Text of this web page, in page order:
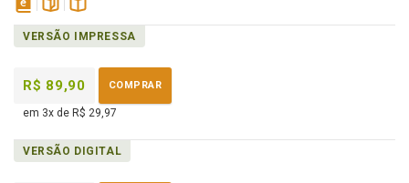
disponível
em
páginasDisponível
na
VERSÃO IMPRESSA
R$ 89,90 COMPRAR
em 3x de R$ 29,97
VERSÃO DIGITAL